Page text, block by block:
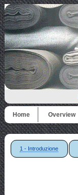
Home Overview
1 - Introduzione